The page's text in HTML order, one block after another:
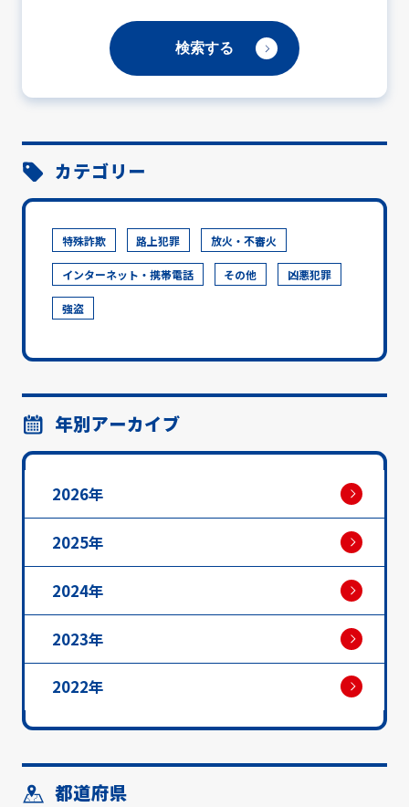
カテゴリー
特殊詐欺 路上犯罪 放火・不審火
インターネット・携帯電話 その他 凶悪犯罪
強盗
年別アーカイブ
2026年
2025年
2024年
2023年
2022年
都道府県